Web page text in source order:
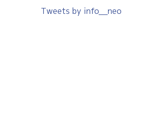
Tweets by info__neo